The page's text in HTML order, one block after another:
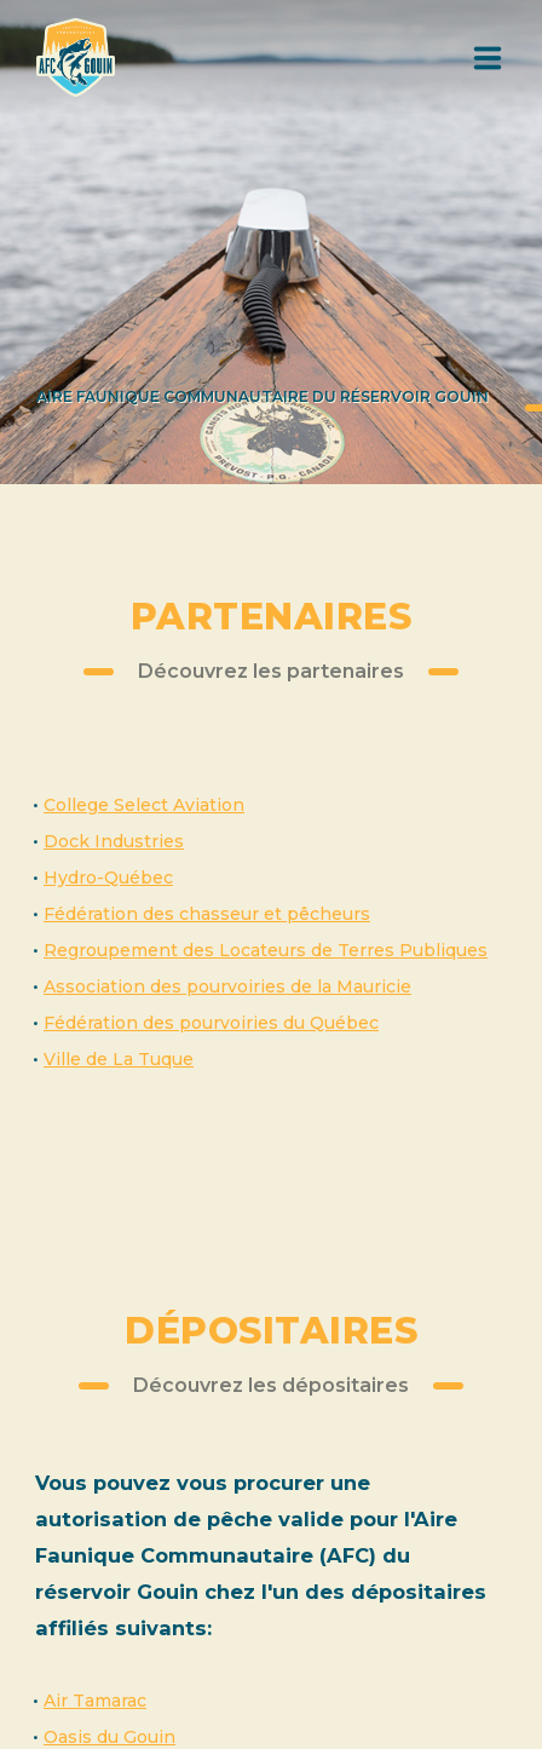
L'AIRE FAUNIQUE COMMUNAUTAIRE
RESSOURCES
AUTORISATION DE PÊCHE
AIRE FAUNIQUE COMMUNAUTAIRE DU RÉSERVOIR GOUIN
PARTENAIRES
Découvrez les partenaires
• College Select Aviation
• Dock Industries
• Hydro-Québec
• Fédération des chasseur et pêcheurs
• Regroupement des Locateurs de Terres Publiques
• Association des pourvoiries de la Mauricie
• Fédération des pourvoiries du Québec
• Ville de La Tuque
DÉPOSITAIRES
Découvrez les dépositaires
Vous pouvez vous procurer une
autorisation de pêche valide pour l'Aire
Faunique Communautaire (AFC) du
réservoir Gouin chez l'un des dépositaires
affiliés suivants:
• Air Tamarac
• Oasis du Gouin